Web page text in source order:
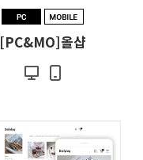
[PC&MO]올샵